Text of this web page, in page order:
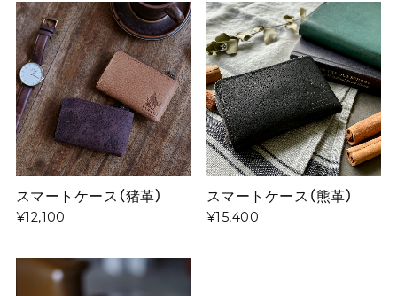
スマートケース（猪革）
¥12,100
スマートケース（熊革）
¥15,400